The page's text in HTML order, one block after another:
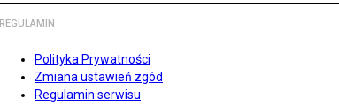
REGULAMIN
Polityka Prywatności
Zmiana ustawień zgód
Regulamin serwisu